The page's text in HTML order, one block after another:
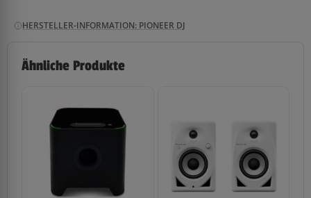
HERSTELLER-INFORMATION: PIONEER DJ
Ähnliche Produkte